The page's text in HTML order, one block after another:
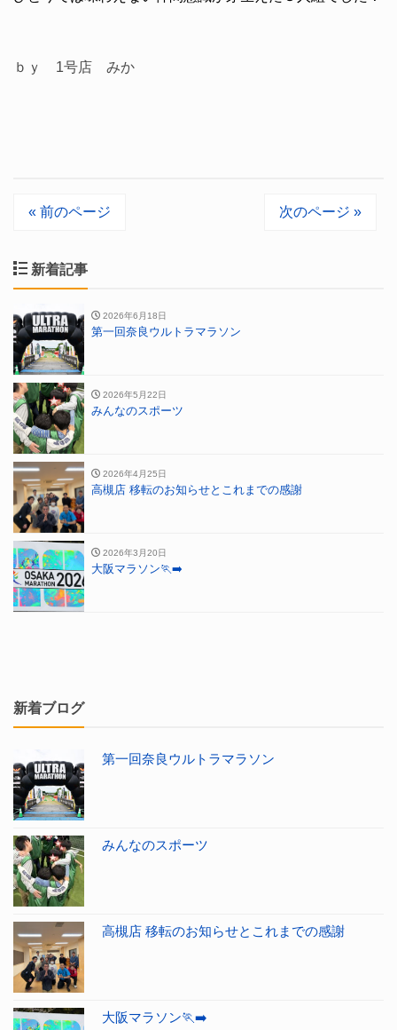
ｂｙ 1号店 みか
« 前のページ 次のページ »
新着記事
2026年6月18日
第一回奈良ウルトラマラソン
2026年5月22日
みんなのスポーツ
2026年4月25日
高槻店 移転のお知らせとこれまでの感謝
2026年3月20日
大阪マラソン🏃‍➡️
新着ブログ
第一回奈良ウルトラマラソン
みんなのスポーツ
高槻店 移転のお知らせとこれまでの感謝
大阪マラソン🏃‍➡️